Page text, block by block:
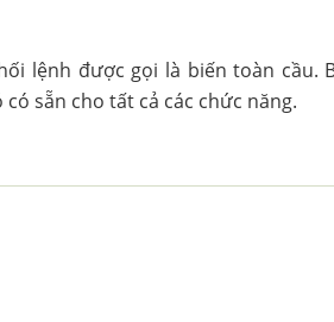
lệnh được gọi là biến toàn cầu.
sẵn cho tất cả các chức năng.